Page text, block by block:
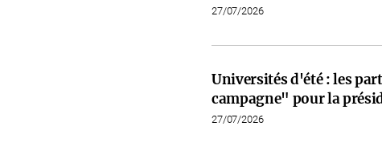
27/07/2026
Universités d'été : les
campagne" pour la
27/07/2026